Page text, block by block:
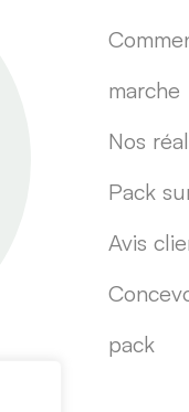
marche
Nos
Pack
Avis
pack